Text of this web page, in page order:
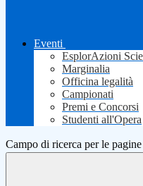
Eventi
EsplorAzioni
Marginalia
Officina legalità
Campionati
Premi e Concorsi
Studenti all'Opera
Campo di ricerca per le